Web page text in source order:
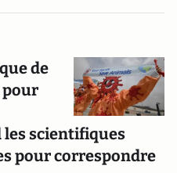
de
scientifiques
pour correspondre